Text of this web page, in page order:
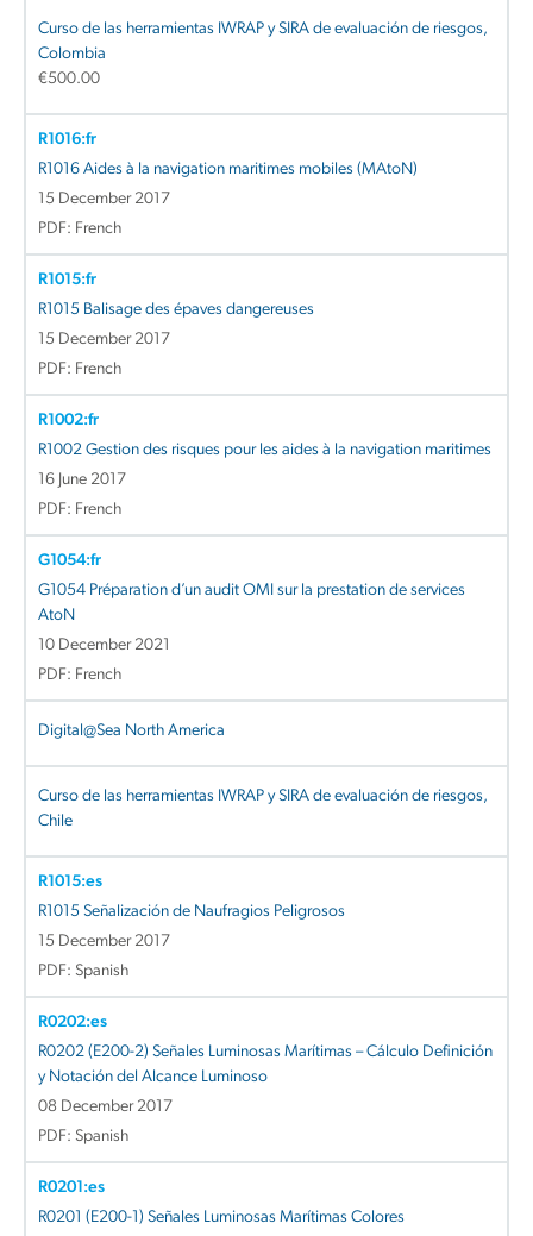
Curso de las herramientas IWRAP y SIRA de evaluación de riesgos,
Colombia
€500.00
R1016:fr
R1016 Aides à la navigation maritimes mobiles (MAtoN)
15 December 2017
PDF: French
R1015:fr
R1015 Balisage des épaves dangereuses
15 December 2017
PDF: French
R1002:fr
R1002 Gestion des risques pour les aides à la navigation maritimes
16 June 2017
PDF: French
G1054:fr
G1054 Préparation d’un audit OMI sur la prestation de services
AtoN
10 December 2021
PDF: French
Digital@Sea North America
Curso de las herramientas IWRAP y SIRA de evaluación de riesgos,
Chile
R1015:es
R1015 Señalización de Naufragios Peligrosos
15 December 2017
PDF: Spanish
R0202:es
R0202 (E200-2) Señales Luminosas Marítimas – Cálculo Definición
y Notación del Alcance Luminoso
08 December 2017
PDF: Spanish
R0201:es
R0201 (E200-1) Señales Luminosas Marítimas Colores